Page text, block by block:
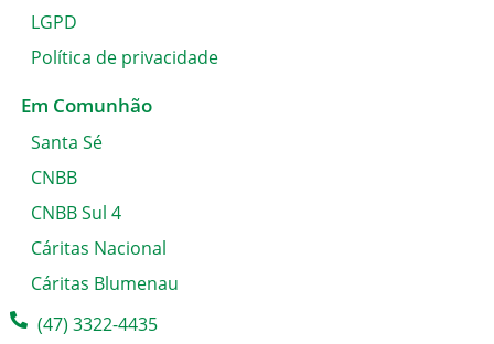
LGPD
Política de privacidade
Em Comunhão
Santa Sé
CNBB
CNBB Sul 4
Cáritas Nacional
Cáritas Blumenau
(47) 3322-4435